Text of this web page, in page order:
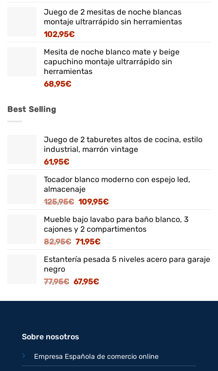
Juego de 2 mesitas de noche blancas
montaje ultrarrápido sin herramientas
102,95€
Mesita de noche blanco mate y beige
capuchino montaje ultrarrápido sin
herramientas
68,95€
Best Selling
Juego de 2 taburetes altos de cocina, estilo
industrial, marrón vintage
61,95€
Tocador blanco moderno con espejo led,
almacenaje
125,95€ El
original
era:
125,95€.
109,95€El
actual
es:
Mueble bajo lavabo para baño blanco, 3
cajones y 2 compartimentos
82,95€ El
original
82,95€.
71,95€El
actual
Estantería pesada 5 niveles acero para garaje
negro
77,95€ El
original
67,95€El
actual
Sobre nosotros
Empresa Española de comercio online